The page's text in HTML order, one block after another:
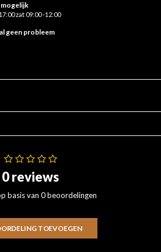
mogelijk
zat 09:00 -12:00
geen probleem
0 reviews
basis van 0 beoordelingen
TOEVOEGEN